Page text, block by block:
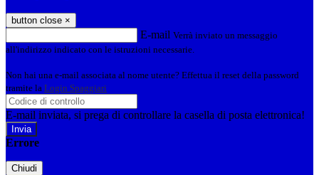
button close ×
E-mail Verrà inviato un messaggio
all'indirizzo indicato con le istruzioni necessarie.
Non hai una e-mail associata al nome utente? Effettua il reset della password
tramite la Login Spaggiari
E-mail inviata, si prega di controllare la casella di posta elettronica!
Errore
Chiudi